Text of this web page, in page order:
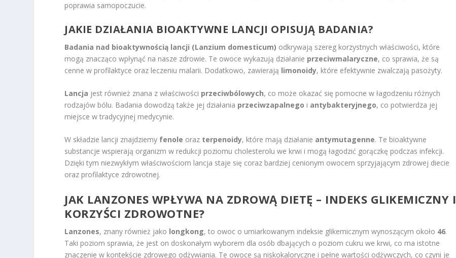
poprawia samopoczucie.
JAKIE DZIAŁANIA BIOAKTYWNE LANCJI OPISUJĄ BADANIA?
Badania nad bioaktywnością lancji (Lanzium domesticum) odkrywają szereg korzystnych właściwości, które
mogą znacząco wpłynąć na nasze zdrowie. Te owoce wykazują działanie przeciwmalaryczne, co sprawia, że są
cenne w profilaktyce oraz leczeniu malarii. Dodatkowo, zawierają limonoidy, które efektywnie zwalczają pasożyty.
Lancja jest również znana z właściwości przeciwbólowych, co może okazać się pomocne w łagodzeniu różnych
rodzajów bólu. Badania dowodzą także jej działania przeciwzapalnego i antybakteryjnego, co potwierdza jej
miejsce w tradycyjnej medycynie.
W składzie lancji znajdziemy fenole oraz terpenoidy, które mają działanie antymutagenne. Te bioaktywne
substancje wspierają organizm w redukcji poziomu cholesterolu we krwi i mogą łagodzić gorączkę podczas infekcji.
Dzięki tym niezwykłym właściwościom lancja staje się coraz bardziej cenionym owocem sprzyjającym zdrowej diecie
oraz profilaktyce zdrowotnej.
JAK LANZONES WPŁYWA NA ZDROWĄ DIETĘ – INDEKS GLIKEMICZNY I
KORZYŚCI ZDROWOTNE?
Lanzones, znany również jako longkong, to owoc o umiarkowanym indeksie glikemicznym wynoszącym około 46.
Taki poziom sprawia, że jest on doskonałym wyborem dla osób dbających o poziom cukru we krwi, co ma istotne
znaczenie w kontekście zdrowego odżywiania. Te owoce są niskokaloryczne i pełne wartości odżywczych, co czyni je